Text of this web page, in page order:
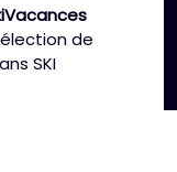
de
SKI